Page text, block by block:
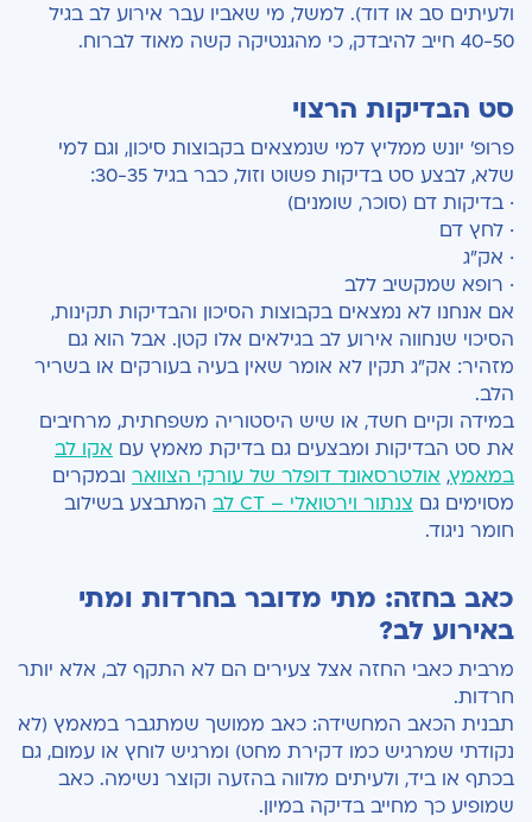
ולעיתים סב או דוד). למשל, מי שאביו עבר אירוע לב בגיל
40-50 חייב להיבדק, כי מהגנטיקה קשה מאוד לברוח.
סט הבדיקות הרצוי
פרופ' יונש ממליץ למי שנמצאים בקבוצות סיכון, וגם למי
שלא, לבצע סט בדיקות פשוט וזול, כבר בגיל 30-35:
· בדיקות דם (סוכר, שומנים)
· לחץ דם
· אק"ג
· רופא שמקשיב ללב
אם אנחנו לא נמצאים בקבוצות הסיכון והבדיקות תקינות,
הסיכוי שנחווה אירוע לב בגילאים אלו קטן. אבל הוא גם
מזהיר: אק"ג תקין לא אומר שאין בעיה בעורקים או בשריר
הלב.
במידה וקיים חשד, או שיש היסטוריה משפחתית, מרחיבים
את סט הבדיקות ומבצעים גם בדיקת מאמץ עם אקו לב
במאמץ, אולטרסאונד דופלר של עורקי הצוואר ובמקרים
מסוימים גם צנתור וירטואלי – CT לב
המתבצע בשילוב
חומר ניגוד.
כאב בחזה: מתי מדובר בחרדות ומתי
באירוע לב?
מרבית כאבי החזה אצל צעירים הם לא התקף לב, אלא יותר
חרדות.
תבנית הכאב המחשידה: כאב ממושך שמתגבר במאמץ (לא
נקודתי שמרגיש כמו דקירת מחט) ומרגיש לוחץ או עמום, גם
בכתף או ביד, ולעיתים מלווה בהזעה וקוצר נשימה. כאב
שמופיע כך מחייב בדיקה במיון.